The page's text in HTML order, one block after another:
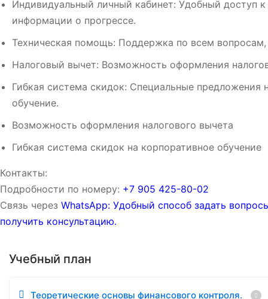
Индивидуальный личный кабинет: Удобный доступ
информации о прогрессе.
Техническая помощь: Поддержка по всем
Налоговый вычет: Возможность оформления
Гибкая система скидок: Специальные предложения
обучение.
Возможность оформления налогового вычета
Гибкая система скидок на корпоративное обучение
Контакты:
Подробности по номеру: ‪‪+7 905 425-80-02‬‬
Связь через WhatsApp: Удобный способ задать
получить консультацию.
Учебный план
Теоретические основы финансового контроля.